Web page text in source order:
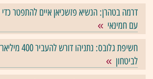
דרמה בטהרן: הנשיא פזשכיאן איים להתפטר
עם חמינאי
חשיפת גלובס: נתניהו
לביטחון